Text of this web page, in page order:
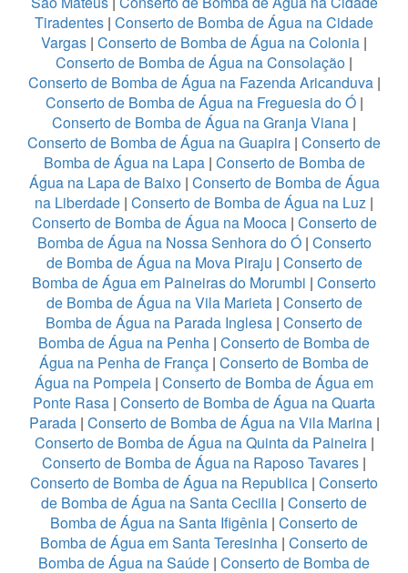
Tiradentes | Conserto de Bomba de Água na Cidade
Vargas | Conserto de Bomba de Água na Colonia |
Conserto de Bomba de Água na Consolação |
Conserto de Bomba de Água na Fazenda Aricanduva|
Conserto de Bomba de Água na Freguesia do Ó|
Conserto de Bomba de Água na Granja Viana |
Conserto de Bomba de Água na Guapira | Conserto de
Bomba de Água na Lapa| Conserto de Bomba de
Água na Lapa de Baixo | Conserto de Bomba de Água
na Liberdade | Conserto de Bomba de Água na Luz |
Conserto de Bomba de Água na Mooca| Conserto de
Bomba de Água na Nossa Senhora do Ó| Conserto
de Bomba de Água na Mova Piraju | Conserto de
Bomba de Água em Paineiras do Morumbi | Conserto
de Bomba de Água na Vila Marieta| Conserto de
Bomba de Água na Parada Inglesa | Conserto de
Bomba de Água na Penha | Conserto de Bomba de
Água na Penha de França | Conserto de Bomba de
Água na Pompeia | Conserto de Bomba de Água em
Ponte Rasa | Conserto de Bomba de Água na Quarta
Parada| Conserto de Bomba de Água na Vila Marina|
Conserto de Bomba de Água na Quinta da Paineira|
Conserto de Bomba de Água na Raposo Tavares |
Conserto de Bomba de Água na Republica | Conserto
de Bomba de Água na Santa Cecilia | Conserto de
Bomba de Água na Santa Ifigênia | Conserto de
Bomba de Água em Santa Teresinha | Conserto de
Bomba de Água na Saúde | Conserto de Bomba de